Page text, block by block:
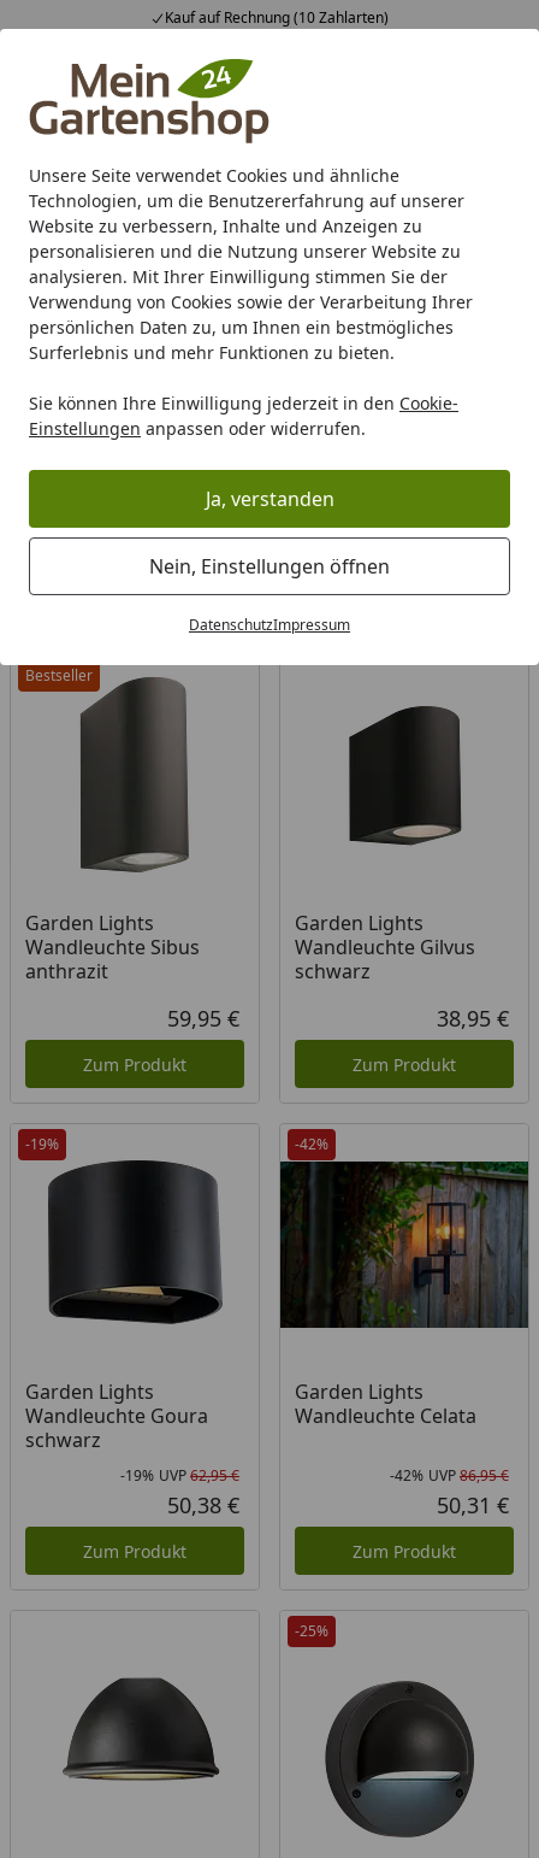
Unsere Seite verwendet Cookies und ähnliche
Technologien, um die Benutzererfahrung auf unserer
Website zu verbessern, Inhalte und Anzeigen zu
personalisieren und die Nutzung unserer Website zu
analysieren. Mit Ihrer Einwilligung stimmen Sie der
Verwendung von Cookies sowie der Verarbeitung Ihrer
persönlichen Daten zu, um Ihnen ein bestmögliches
Surferlebnis und mehr Funktionen zu bieten.
Sie können Ihre Einwilligung jederzeit in den Cookie-
Einstellungen anpassen oder widerrufen.
Ja, verstanden
Nein, Einstellungen öffnen
DatenschutzImpressum
Kauf auf Rechnung (10 Zahlarten)
Alle Produkte
Mein Konto
Suchen
Karibu Pools inkl. gratis Sandfilteranlage & Pool-
Starterset (Gesamtwert bis 468,99€)
Startseite
Marken Garden Lights Gardenlights Wandleuchten
Gardenlights Wandleuchten
Ihre Artikelübersicht
Filter / Sortierung
19 Artikel gefunden
Bestseller
Garden Lights
Wandleuchte Sibus
anthrazit
Aktueller Preis
59,95 €
Zum Produkt
Garden Lights
Wandleuchte Gilvus
schwarz
38,95 €
Zum Produkt
-19%
Garden Lights
Wandleuchte Goura
schwarz
Rabatt in Prozent
-19%
Ursprünglicher Preis
UVP62,95 €
Aktueller Preis
50,38 €
Zum Produkt
-42%
Garden Lights
Wandleuchte Celata
-42% UVP86,95 €
50,31 €
Zum Produkt
-25%